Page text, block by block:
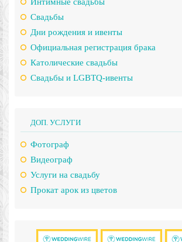
Свадьбы
Дни рождения и ивенты
Официальная регистрация брака
Католические свадьбы
Свадьбы и LGBTQ-ивенты
ДОП. УСЛУГИ
Фотограф
Видеограф
Услуги на свадьбу
Прокат арок из цветов